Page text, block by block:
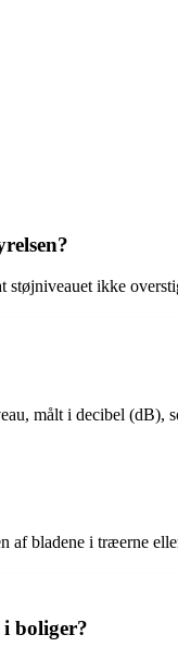
ikke
målt i decibel (dB),
af bladene i træerne
boliger?